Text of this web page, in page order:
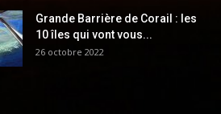
Grande Barrière de Corail : les
10 îles qui vont vous...
26 octobre 2022